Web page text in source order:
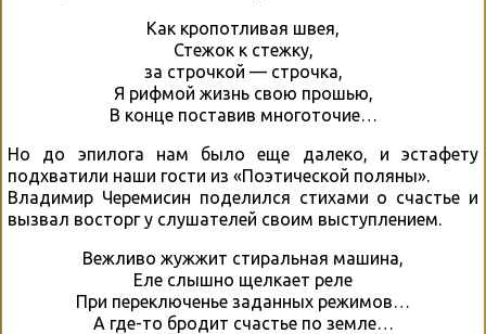
Как кропотливая швея,
Стежок к стежку,
за строчкой — строчка,
Я рифмой жизнь свою прошью,
В конце поставив многоточие…
Но до эпилога нам было еще далеко, и эстафету
подхватили наши гости из «Поэтической поляны».
Владимир Черемисин поделился стихами о счастье и
вызвал восторг у слушателей своим выступлением.
Вежливо жужжит стиральная машина,
Еле слышно щелкает реле
При переключенье заданных режимов…
А где-то бродит счастье по земле…